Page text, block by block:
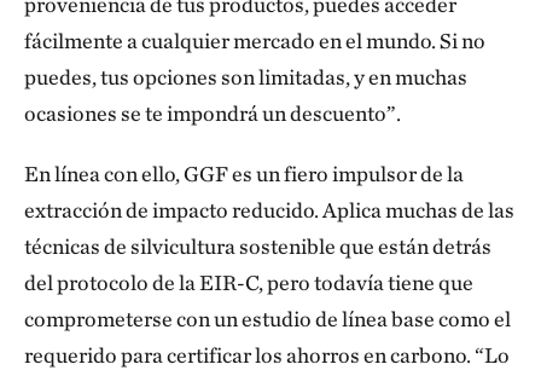
fácilmente a cualquier mercado en el mundo. Si no
puedes, tus opciones son limitadas, y en muchas
ocasiones se te impondrá un descuento”.
En línea con ello, GGF es un fiero impulsor de la
extracción de impacto reducido. Aplica muchas de las
técnicas de silvicultura sostenible que están detrás
del protocolo de la EIR-C, pero todavía tiene que
comprometerse con un estudio de línea base como el
requerido para certificar los ahorros en carbono. “Lo